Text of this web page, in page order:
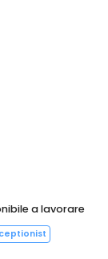
a lavorare